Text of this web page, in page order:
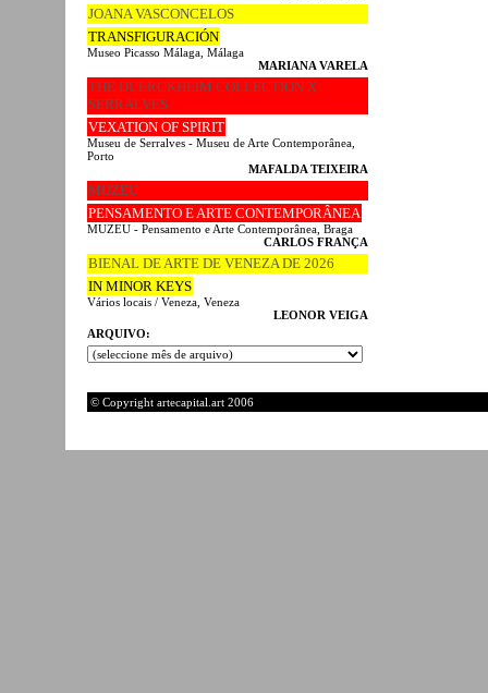
JOANA VASCONCELOS
TRANSFIGURACIÓN
Museo Picasso Málaga, Málaga
MARIANA VARELA
THE DUERCKHEIM COLLECTION X
SERRALVES
VEXATION OF SPIRIT
Museu de Serralves - Museu de Arte Contemporânea,
Porto
MAFALDA TEIXEIRA
MUZEU
PENSAMENTO E ARTE CONTEMPORÂNEA
MUZEU - Pensamento e Arte Contemporânea, Braga
CARLOS FRANÇA
BIENAL DE ARTE DE VENEZA DE 2026
IN MINOR KEYS
Vários locais / Veneza, Veneza
LEONOR VEIGA
ARQUIVO:
© Copyright artecapital.art 2006